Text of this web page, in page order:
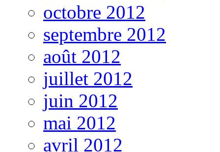
octobre 2012
septembre 2012
août 2012
juillet 2012
juin 2012
mai 2012
avril 2012